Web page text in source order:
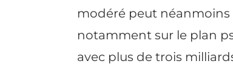
modéré peut néanmoins
notamment sur le plan
avec plus de trois